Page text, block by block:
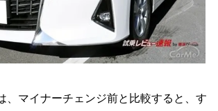
、マイナーチェンジ前と比較すると、す